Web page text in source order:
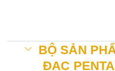
BỘ SẢN
ĐẠC